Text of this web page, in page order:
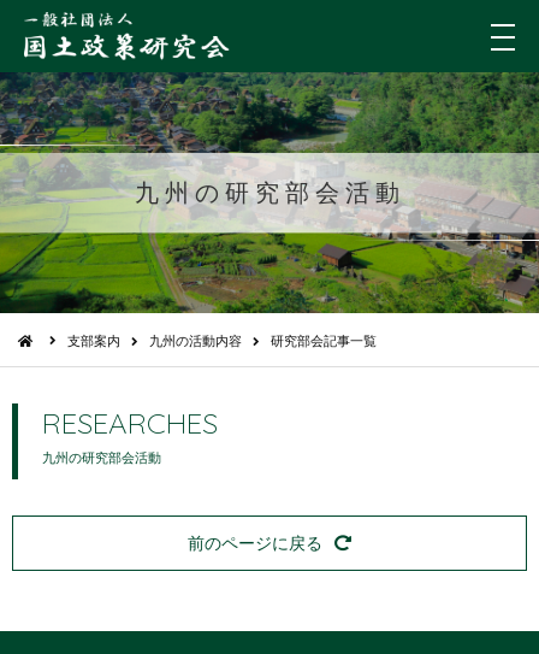
メ
ニ
ュ
ー
九州の研究部会活動
支部案内 九州の活動内容 研究部会記事一覧
RESEARCHES
九州の研究部会活動
前のページに戻る